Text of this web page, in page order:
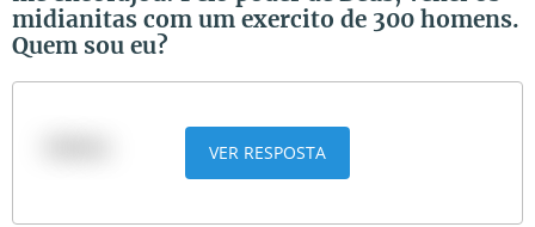
midianitas com um exercito de 300 homens.
Quem sou eu?
VER RESPOSTA